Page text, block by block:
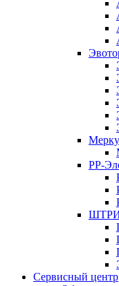
РР-
Сервисный центр